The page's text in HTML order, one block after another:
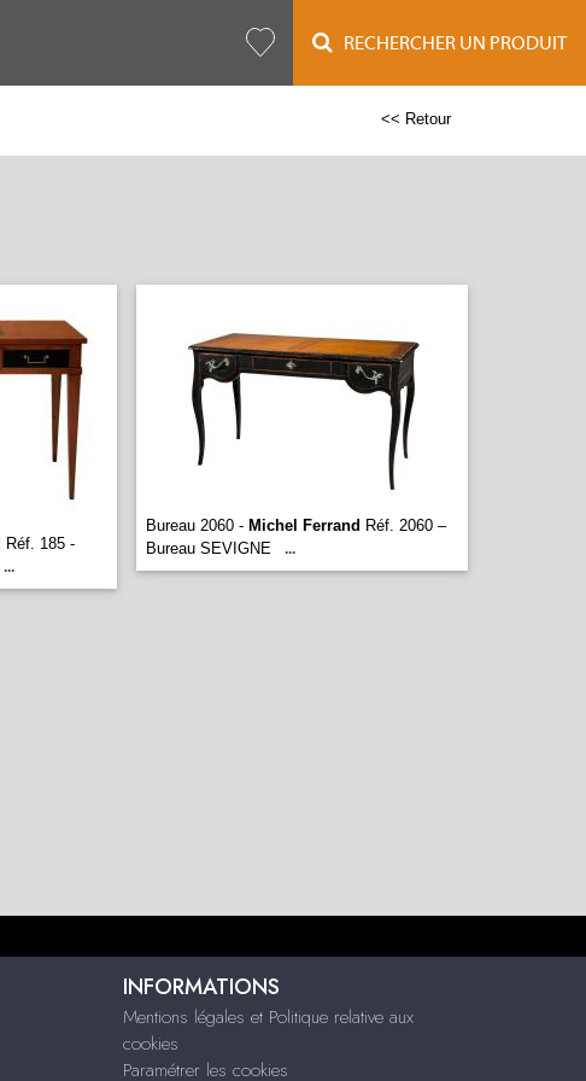
RECHERCHER UN PRODUIT
<< Retour
Réf. 185 -
...
Bureau 2060 - Michel Ferrand Réf. 2060 –
Bureau SEVIGNE
...
INFORMATIONS
Mentions légales et Politique relative aux
cookies
Paramétrer les cookies